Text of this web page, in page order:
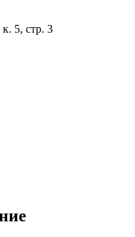
5, стр. 3